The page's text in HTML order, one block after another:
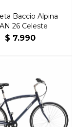
Baccio Alpina
26 Celeste
$ 7.990